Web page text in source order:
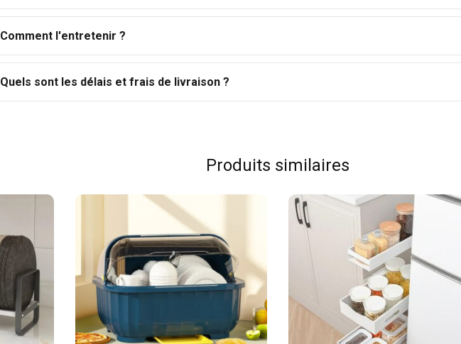
Comment l'entretenir ?
Quels sont les délais et frais de livraison ?
Produits similaires